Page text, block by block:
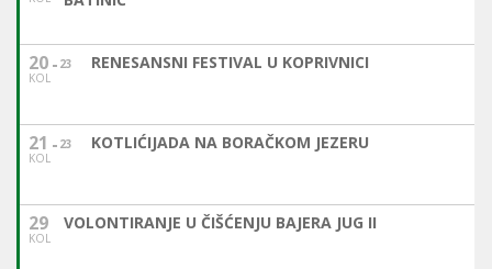
20
KOL
23 RENESANSNI FESTIVAL U KOPRIVNICI
21
KOL
23 KOTLIĆIJADA NA BORAČKOM JEZERU
29
KOL
VOLONTIRANJE U ČIŠĆENJU BAJERA JUG II